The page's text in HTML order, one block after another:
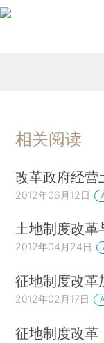
相关阅读
改革政府经营
2012年06月12日
土地制度改革
2012年04月24日
征地制度改革
2012年02月17日
征地制度改革